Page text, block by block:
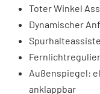
Toter Winkel
Dynamischer
Außenspiegel:
anklappbar